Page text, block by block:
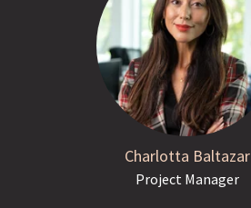
Charlotta Baltazar
Project Manager